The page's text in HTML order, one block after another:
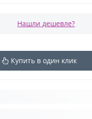
Нашли дешевле?
Купить в один клик